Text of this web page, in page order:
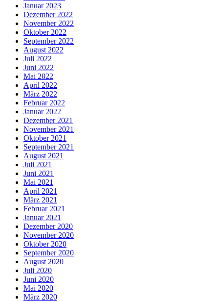
Januar 2023
Dezember 2022
November 2022
Oktober 2022
September 2022
August 2022
Juli 2022
Juni 2022
Mai 2022
April 2022
März 2022
Februar 2022
Januar 2022
Dezember 2021
November 2021
Oktober 2021
September 2021
August 2021
Juli 2021
Juni 2021
Mai 2021
April 2021
März 2021
Februar 2021
Januar 2021
Dezember 2020
November 2020
Oktober 2020
September 2020
August 2020
Juli 2020
Juni 2020
Mai 2020
März 2020